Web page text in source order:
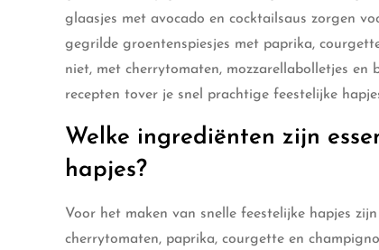
glaasjes met avocado en cocktailsaus zorgen
gegrilde groentenspiesjes met paprika,
niet, met cherrytomaten, mozzarellabolletjes
recepten tover je snel prachtige feestelijke
Welke ingrediënten zijn
hapjes?
Voor het maken van snelle feestelijke hapjes
cherrytomaten, paprika, courgette en